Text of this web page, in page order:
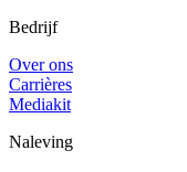
Bedrijf
Over ons
Carrières
Mediakit
Naleving